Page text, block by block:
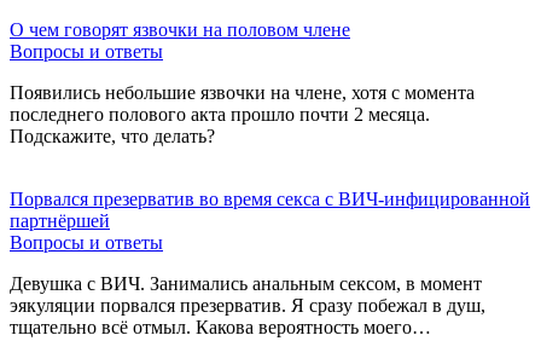
О чем говорят язвочки на половом члене
Вопросы и ответы
Появились небольшие язвочки на члене, хотя с момента
последнего полового акта прошло почти 2 месяца.
Подскажите, что делать?
Порвался презерватив во время секса с ВИЧ-инфицированной
партнёршей
Вопросы и ответы
Девушка с ВИЧ. Занимались анальным сексом, в момент
эякуляции порвался презерватив. Я сразу побежал в душ,
тщательно всё отмыл. Какова вероятность моего…